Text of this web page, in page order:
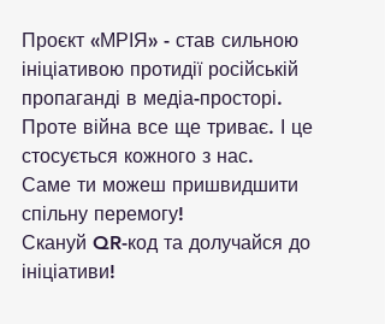
Проєкт «МРІЯ» - став сильною
ініціативою протидії російській
пропаганді в медіа-просторі.
Проте війна все ще триває. І це
стосується кожного з нас.
Саме ти можеш пришвидшити
спільну перемогу!
Скануй QR-код та долучайся до
ініціативи!